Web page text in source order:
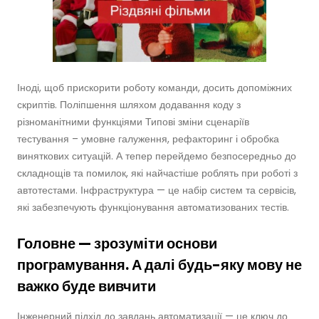
Іноді, щоб прискорити роботу команди, досить допоміжних
скриптів. Поліпшення шляхом додавання коду з
різноманітними функціями Типові зміни сценаріїв
тестування – умовне галуження, рефакторинг і обробка
виняткових ситуацій. А тепер перейдемо безпосередньо до
складнощів та помилок, які найчастіше роблять при роботі з
автотестами. Інфраструктура — це набір систем та сервісів,
які забезпечують функціонування автоматизованих тестів.
Головне — зрозуміти основи
програмування. А далі будь-яку мову не
важко буде вивчити
Інженерний підхід до завдань автоматизації — це ключ до